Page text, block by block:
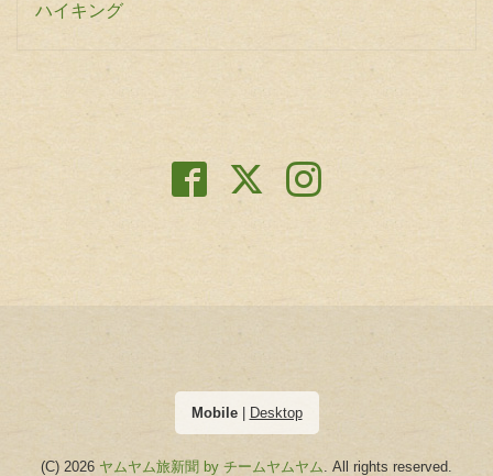
ハイキング
Mobile| Desktop
(C) 2026 ヤムヤム旅新聞 by チームヤムヤム. All rights reserved.